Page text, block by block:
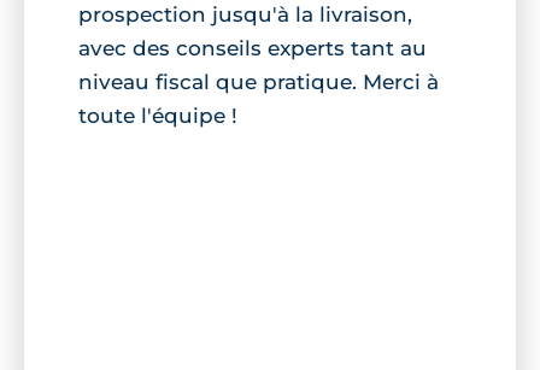
prospection jusqu'à la livraison,
avec des conseils experts tant au
niveau fiscal que pratique. Merci à
toute l'équipe !